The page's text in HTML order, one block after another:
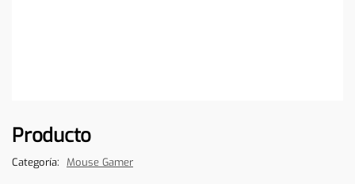
Producto
Categoría: Mouse Gamer